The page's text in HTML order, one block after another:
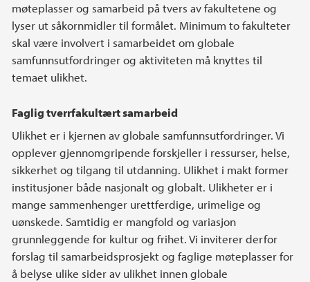
møteplasser og samarbeid på tvers av fakultetene og
lyser ut såkornmidler til formålet. Minimum to fakulteter
skal være involvert i samarbeidet om globale
samfunnsutfordringer og aktiviteten må knyttes til
temaet ulikhet.
Faglig tverrfakultært samarbeid
Ulikhet er i kjernen av globale samfunnsutfordringer. Vi
opplever gjennomgripende forskjeller i ressurser, helse,
sikkerhet og tilgang til utdanning. Ulikhet i makt former
institusjoner både nasjonalt og globalt. Ulikheter er i
mange sammenhenger urettferdige, urimelige og
uønskede. Samtidig er mangfold og variasjon
grunnleggende for kultur og frihet. Vi inviterer derfor
forslag til samarbeidsprosjekt og faglige møteplasser for
å belyse ulike sider av ulikhet innen globale